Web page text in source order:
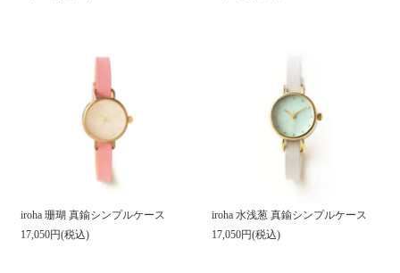
iroha 珊瑚 真鍮シンプルケース
17,050円(税込)
iroha 水浅葱 真鍮シンプルケース
17,050円(税込)